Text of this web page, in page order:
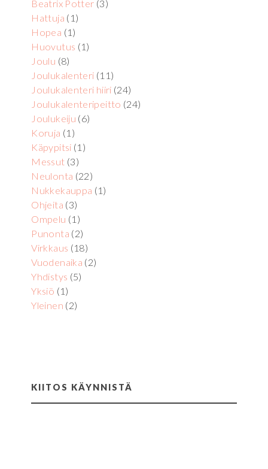
Beatrix Potter (3)
Hattuja (1)
Hopea (1)
Huovutus (1)
Joulu (8)
Joulukalenteri (11)
Joulukalenteri hiiri (24)
Joulukalenteripeitto (24)
Joulukeiju (6)
Koruja (1)
Käpypitsi (1)
Messut (3)
Neulonta (22)
Nukkekauppa (1)
Ohjeita (3)
Ompelu (1)
Punonta (2)
Virkkaus (18)
Vuodenaika (2)
Yhdistys (5)
Yksiö (1)
Yleinen (2)
KIITOS KÄYNNISTÄ